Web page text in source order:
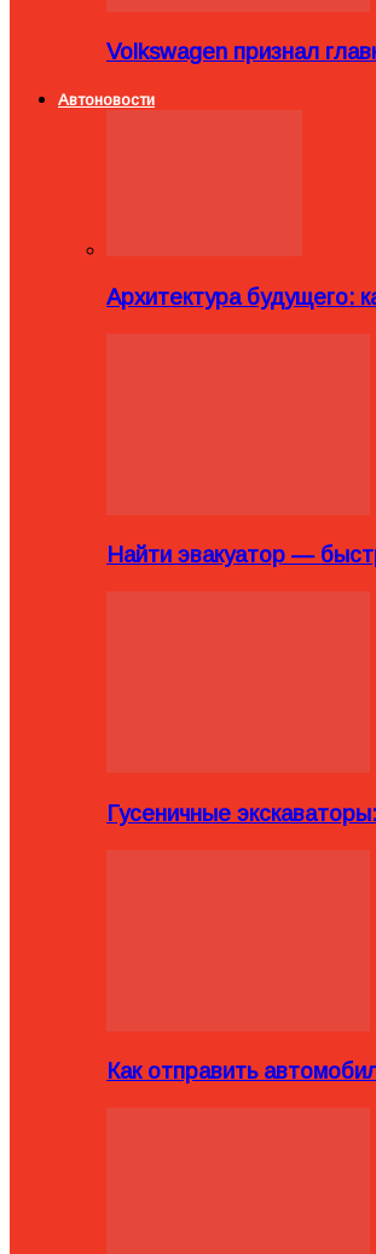
Volkswagen признал
Автоновости
Архитектура будущего:
Найти эвакуатор —
Гусеничные
Как отправить